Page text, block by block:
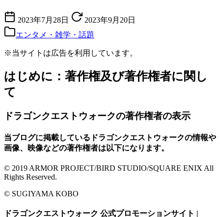
2023年7月28日
2023年9月20日
エンタメ・雑学・話題
※当サイトは広告を利用しています。
はじめに：著作権及び著作権者に関し
て
ドラゴンクエストウォークの著作権者の表示
当ブログに掲載しているドラゴンクエストウォークの情報や
画像、映像などの著作権者は以下になります。
© 2019 ARMOR PROJECT/BIRD STUDIO/SQUARE ENIX All
Rights Reserved.
© SUGIYAMA KOBO
ドラゴンクエストウォーク 公式プロモーションサイト |